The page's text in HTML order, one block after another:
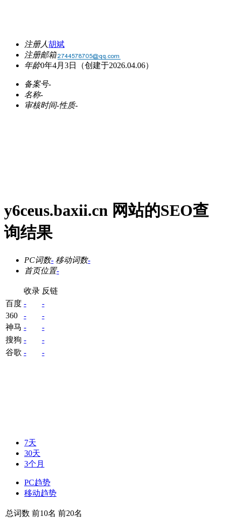
注册人胡斌
注册邮箱
年龄0年4月3日 （创建于2026.04.06）
备案号-
名称-
审核时间-性质-
y6ceus.baxii.cn 网站的SEO查
询结果
PC词数- 移动词数-
首页位置-
收录 反链
百度 -
-
360
-
-
神马 -
-
搜狗 -
-
谷歌 - -
7天
30天
3个月
PC趋势
移动趋势
总词数 前10名 前20名